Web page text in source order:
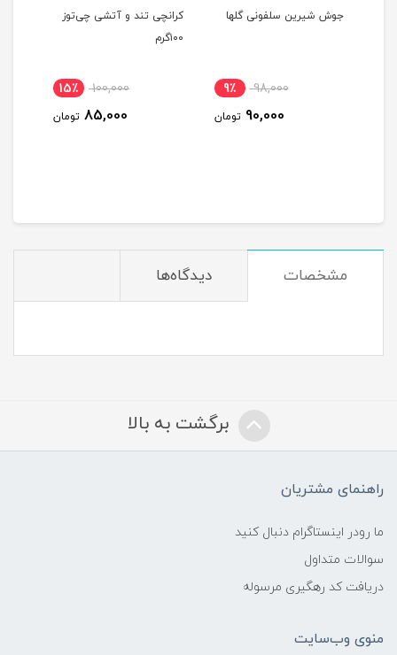
جوش شیرین سلفونی گلها
98,000 9٪
90,000 تومان
کرانچی تند و آتشی چی‌توز
۱۰۰گرم
100,000 15٪
85,000 تومان
مشخصات دیدگاه‌ها
برگشت به بالا
راهنمای مشتریان
ما رودر اینستاگرام دنبال کنید
سوالات متداول
دریافت کد رهگیری مرسوله
منوی وب‌سایت